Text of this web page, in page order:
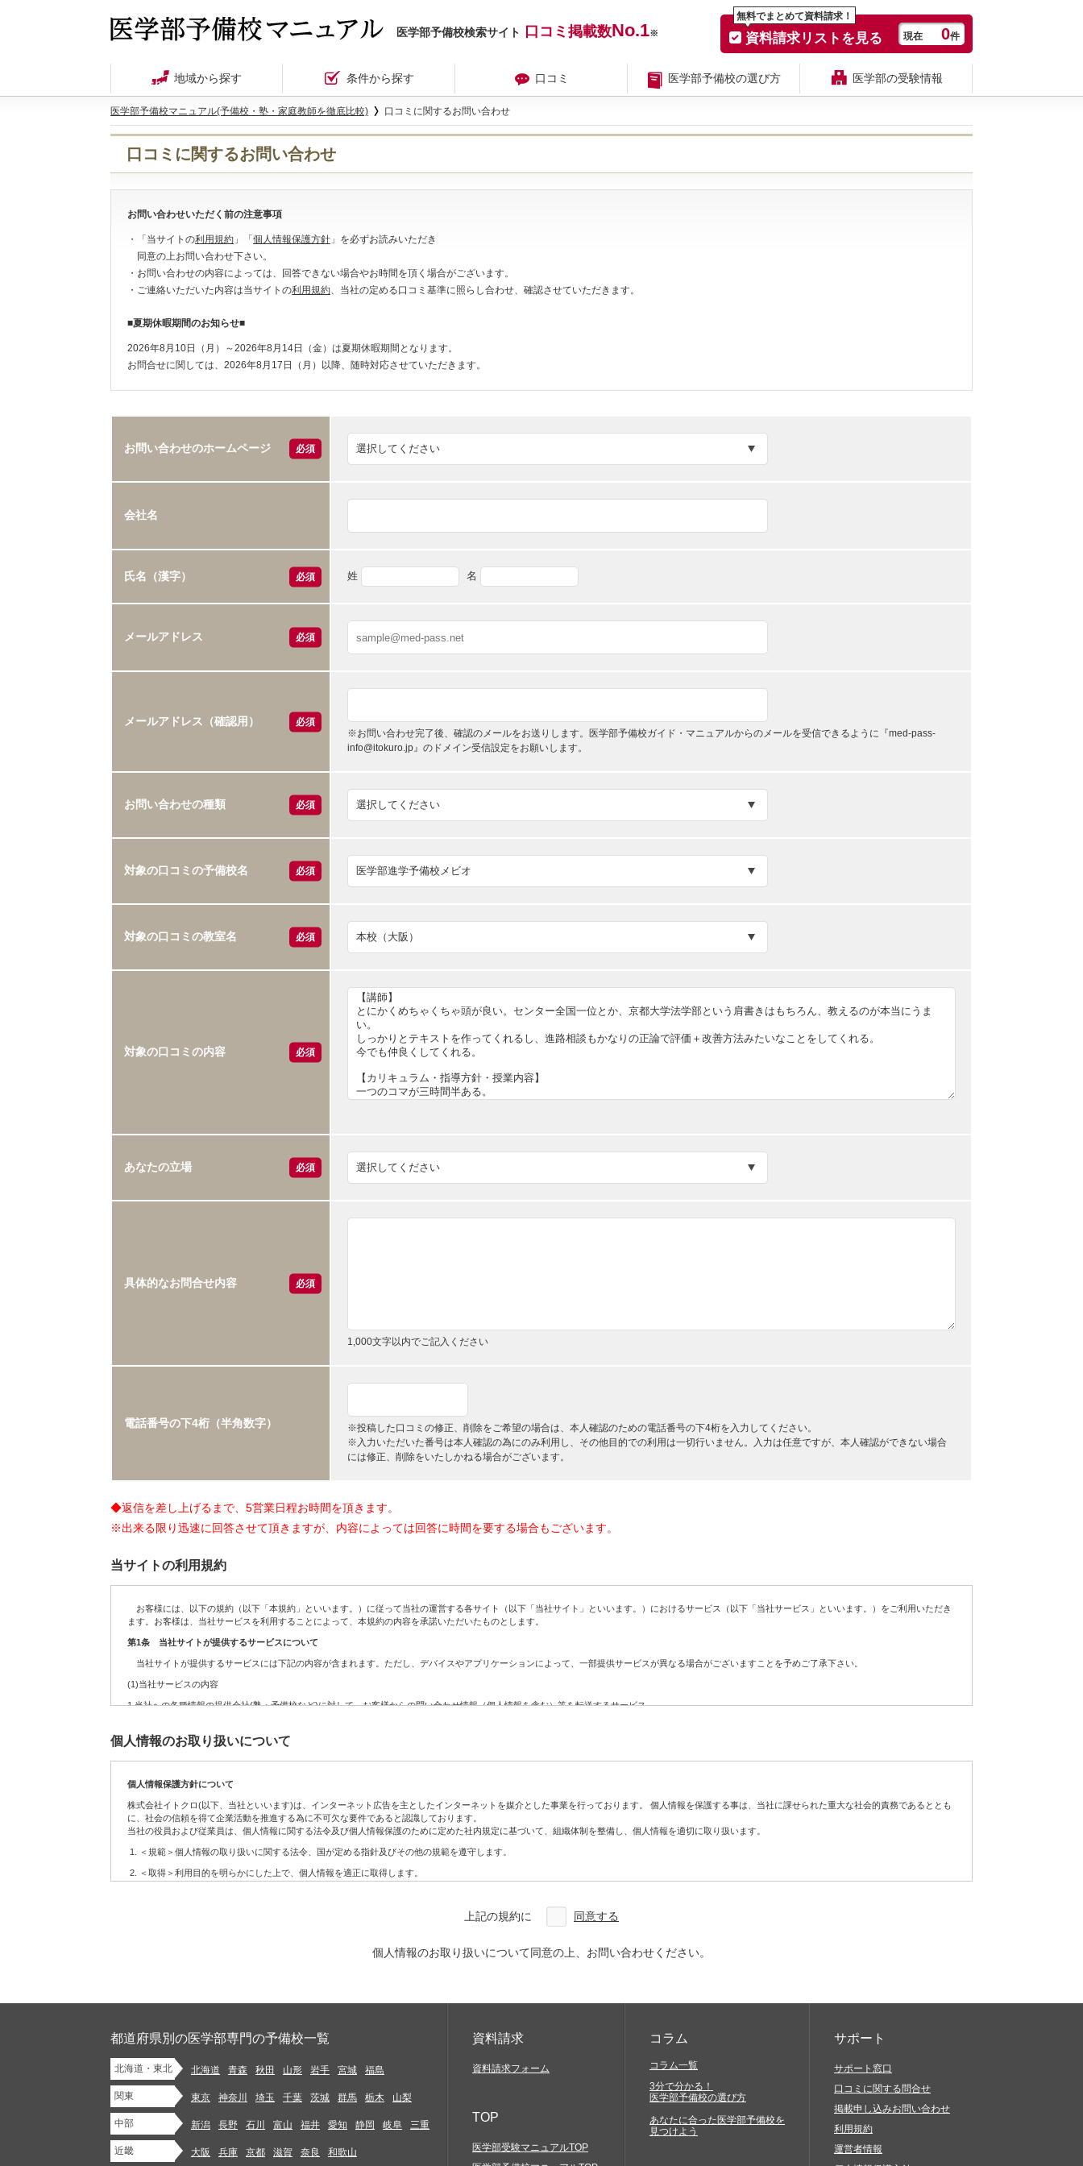
医学部予備校検索サイト 口コミ掲載数No.1※
無料でまとめて資料請求！
資料請求リストを見る 現在 0件
地域から探す 条件から探す 口コミ 医学部予備校の選び方 医学部の受験情報
医学部予備校マニュアル(予備校・塾・家庭教師を徹底比較) 口コミに関するお問い合わせ
口コミに関するお問い合わせ
お問い合わせいただく前の注意事項
・「当サイトの利用規約 」「 個人情報保護方針 」を必ずお読みいただき
同意の上お問い合わせ下さい。
・お問い合わせの内容によっては、回答できない場合やお時間を頂く場合がございます。
・ご連絡いただいた内容は当サイトの利用規約、当社の定める口コミ基準に照らし合わせ、確認させていただきます。
■夏期休暇期間のお知らせ■
2026年8月10日（月）～2026年8月14日（金）は夏期休暇期間となります。
お問合せに関しては、2026年8月17日（月）以降、随時対応させていただきます。
お問い合わせのホームページ 必須
会社名
氏名（漢字） 必須 姓 名
メールアドレス 必須
メールアドレス（確認用）
必須
※お問い合わせ完了後、確認のメールをお送りします。医学部予備校ガイド・マニュアルからのメールを受信できるように『med-pass-
info@itokuro.jp』のドメイン受信設定をお願いします。
お問い合わせの種類 必須
対象の口コミの予備校名 必須
対象の口コミの教室名 必須
対象の口コミの内容 必須
あなたの立場 必須
具体的なお問合せ内容 必須
1,000文字以内でご記入ください
電話番号の下4桁（半角数字）
※投稿した口コミの修正、削除をご希望の場合は、本人確認のための電話番号の下4桁を入力してください。
※入力いただいた番号は本人確認の為にのみ利用し、その他目的での利用は一切行いません。入力は任意ですが、本人確認ができない場合
には修正、削除をいたしかねる場合がございます。
◆返信を差し上げるまで、5営業日程お時間を頂きます。
※出来る限り迅速に回答させて頂きますが、内容によっては回答に時間を要する場合もございます。
当サイトの利用規約
お客様には、以下の規約（以下「本規約」といいます。）に従って当社の運営する各サイト（以下「当社サイト」といいます。）におけるサービス（以下「当社サービス」といいます。）をご利用いただき
ます。お客様は、当社サービスを利用することによって、本規約の内容を承諾いただいたものとします。
第1条 当社サイトが提供するサービスについて
当社サイトが提供するサービスには下記の内容が含まれます。ただし、デバイスやアプリケーションによって、一部提供サービスが異なる場合がございますことを予めご了承下さい。
(1)当社サービスの内容
1.当社への各種情報の提供会社(塾・予備校など)に対して、お客様からの問い合わせ情報（個人情報を含む）等を転送するサービス
3.定期・不定期に実施する各種のキャンペーンサービス
5.お客様が送信(発信)するコンテンツの募集、及び掲載
6.配信の許可を得たお客様に対して配信するメールマガジン・DM
7.その他上記に関連するサービス
(2)当社サービスの利用に当たって注意事項
お客様が当社サービスをご利用になる場合には、WEBにアクセスしていただく必要があります。お客様には、自らの責任と費用で必要な機器やソフトウェア、通信手段等をご用意いただき、それらを適切に
当社は当社サービスの内容の正確性・信頼性・完全性や確実な提供、アクセス結果などにつきましては一切保証しておりません。
2.未成年者の健全な保護育成を害するような行為をすること
3.法令や条例に違反する行為を行うこと
4.自分以外の人物を名乗ったり、代表権や代理権がないにもかかわらず会社などの組織を名乗ったり、または他の人物や組織と提携、協力関係にあると偽ったりすること（過失に基づき誤認した場合も含む）
5.他のお客様または第三者との間での、売買等金銭的な利害の発生する行為及び代価性のない物品の交換や贈与等経済的な利害関係の生じること、並びにその他営利を目的とする一切のこと
6. 商業用の広告、宣伝を目的としたコンテンツ、ジャンクメール、スパムメール、チェーンレター、無限連鎖講、その他勧誘を目的とするコンテンツを送信（発信）すること
7. 法令または本規約において認められている場合を除き、当社サイトの提供する情報を当社の事前の同意なく、複写、もしくはその他の方法により再生、複製、公開、送信、頒布、翻訳、翻案、転載、再利用
個人情報のお取り扱いについて
個人情報保護方針について
株式会社イトクロ(以下、当社といいます)は、インターネット広告を主としたインターネットを媒介とした事業を行っております。 個人情報を保護する事は、当社に課せられた重大な社会的責務であるととも
に、社会の信頼を得て企業活動を推進する為に不可欠な要件であると認識しております。
当社の役員および従業員は、個人情報に関する法令及び個人情報保護のために定めた社内規定に基づいて、組織体制を整備し、個人情報を適切に取り扱います。
＜規範＞個人情報の取り扱いに関する法令、国が定める指針及びその他の規範を遵守します。
＜取得＞利用目的を明らかにした上で、個人情報を適正に取得します。
＜安全管理＞個人情報への不正アクセス、紛失、破壊、改ざん、漏えいなどの危険を十分に認識し、合理的な安全対策を実施するとともに、問題が発生した場合は適切な是正措置を講じ、個人情報の厳重な
＜開示・苦情＞当社では、取り扱う個人情報について、本人から開示、訂正、利用停止、削除及び苦情相談等のお問い合わせがあった場合は法律に基づき適正に対応します。
改訂：2007年7月30日
改訂：2013年12月10日
株式会社イトクロ 代表取締役 CEO 山木 学
代表取締役 COO 領下 崇
【個人情報に関するお問い合わせ】
株式会社イトクロ 開発部長info.privacy@itokuro.jp
〒141-0021 東京都品川区上大崎３丁目１番１号 JR東急目黒ビル4F
当社における個人情報の取扱いについて
上記の規約に 同意する
個人情報のお取り扱いについて同意の上、お問い合わせください。
都道府県別の医学部専門の予備校一覧
北海道・東北 北海道 青森 秋田 山形 岩手 宮城 福島
関東 東京 神奈川 埼玉 千葉 茨城 群馬 栃木 山梨
中部 新潟 長野 石川 富山 福井 愛知 静岡 岐阜 三重
近畿 大阪 兵庫 京都 滋賀 奈良 和歌山
資料請求
資料請求フォーム
TOP
医学部受験マニュアルTOP
コラム
コラム一覧
3分で分かる！
医学部予備校の選び方
あなたに合った医学部予備校を
見つけよう
サポート
サポート窓口
口コミに関する問合せ
掲載申し込みお問い合わせ
利用規約
運営者情報